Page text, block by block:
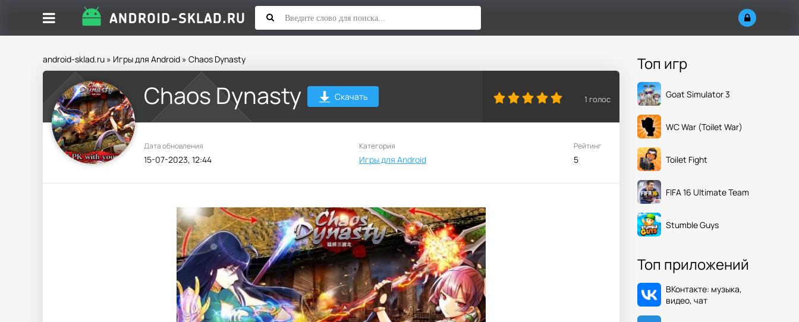
android-sklad.ru » Игры для Android » Chaos Dynasty
Chaos Dynasty Скачать 1 голос
Дата обновления
15-07-2023, 12:44
Категория
Игры для Android
Рейтинг
5
Топ игр
Goat Simulator 3
WC War (Toilet War)
Toilet Fight
FIFA 16 Ultimate Team
Stumble Guys
Топ приложений
ВКонтакте: музыка,
видео, чат